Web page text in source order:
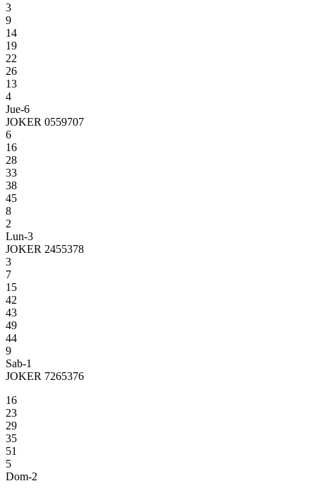
3
9
14
19
22
26
13
4
Jue-6
JOKER 0559707
6
16
28
33
38
45
8
2
Lun-3
JOKER 2455378
3
7
15
42
43
49
44
9
Sab-1
JOKER 7265376
16
23
29
35
51
5
Dom-2